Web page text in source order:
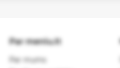
Par meniu.lt
Par mums